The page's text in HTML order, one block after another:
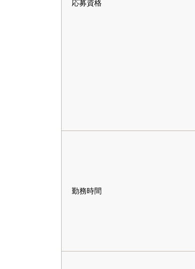
応募資格
勤務時間